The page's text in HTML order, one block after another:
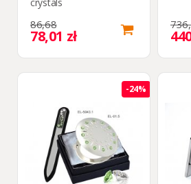
86,68
78,01 zł
-24%